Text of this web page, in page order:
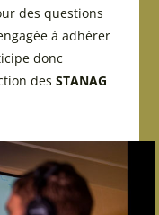
des questions
à adhérer
donc
des STANAG